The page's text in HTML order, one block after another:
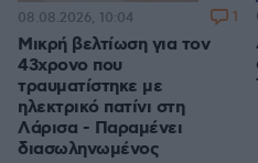
Μικρή βελτίωση για τον
43χρονο που
τραυματίστηκε με
ηλεκτρικό πατίνι στη
Λάρισα - Παραμένει
διασωληνωμένος
08.08.2026, 10:04 1